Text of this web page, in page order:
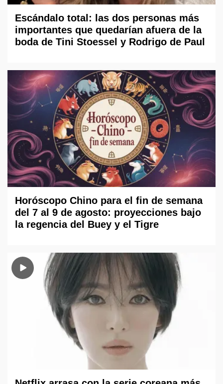
Escándalo total: las dos personas más
importantes que quedarían afuera de la
boda de Tini Stoessel y Rodrigo de Paul
Horóscopo Chino para el fin de semana
del 7 al 9 de agosto: proyecciones bajo
la regencia del Buey y el Tigre